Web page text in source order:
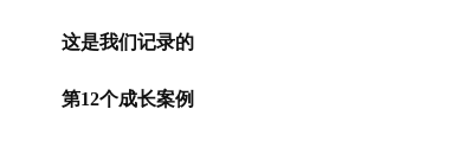
这是我们记录的
第12个成长案例